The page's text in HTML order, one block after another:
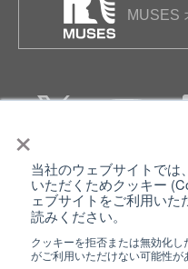
×
当社のウェブサイトでは
いただくためクッキー
ェブサイトをご利用いた
読みください。
クッキーを拒否または無効化
がご利用いただけない可能性が
MUSES
個人情報保護について
クッキーポリシー
日清紡ホールディングス